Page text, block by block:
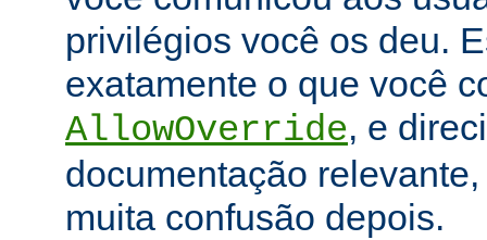
privilégios você os deu.
exatamente o que você
AllowOverride, e
documentação
muita confusão depois.